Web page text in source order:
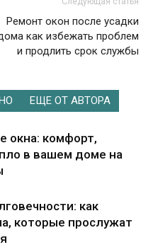
Ремонт окон после усадки
как избежать проблем
и продлить срок службы
ЕЩЕ ОТ АВТОРА
окна: комфорт,
в вашем доме на
как
которые прослужат